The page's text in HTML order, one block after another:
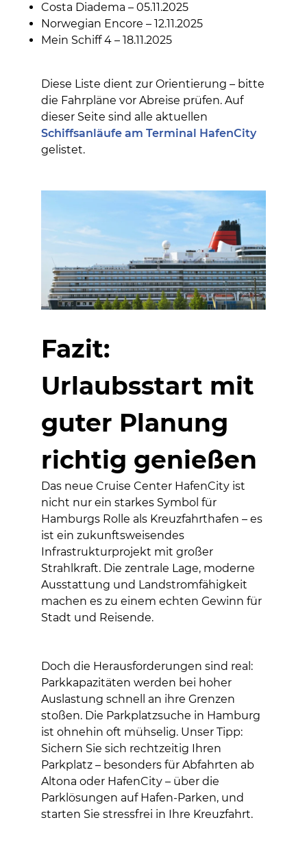
Costa Diadema – 05.11.2025
Norwegian Encore – 12.11.2025
Mein Schiff 4 – 18.11.2025
Diese Liste dient zur Orientierung – bitte
die Fahrpläne vor Abreise prüfen. Auf
dieser Seite sind alle aktuellen
Schiffsanläufe am Terminal HafenCity
gelistet.
Fazit:
Urlaubsstart mit
guter Planung
richtig genießen
Das neue Cruise Center HafenCity ist
nicht nur ein starkes Symbol für
Hamburgs Rolle als Kreuzfahrthafen – es
ist ein zukunftsweisendes
Infrastrukturprojekt mit großer
Strahlkraft. Die zentrale Lage, moderne
Ausstattung und Landstromfähigkeit
machen es zu einem echten Gewinn für
Stadt und Reisende.
Doch die Herausforderungen sind real:
Parkkapazitäten werden bei hoher
Auslastung schnell an ihre Grenzen
stoßen. Die Parkplatzsuche in Hamburg
ist ohnehin oft mühselig. Unser Tipp:
Sichern Sie sich rechtzeitig Ihren
Parkplatz – besonders für Abfahrten ab
Altona oder HafenCity – über die
Parklösungen auf Hafen-Parken, und
starten Sie stressfrei in Ihre Kreuzfahrt.